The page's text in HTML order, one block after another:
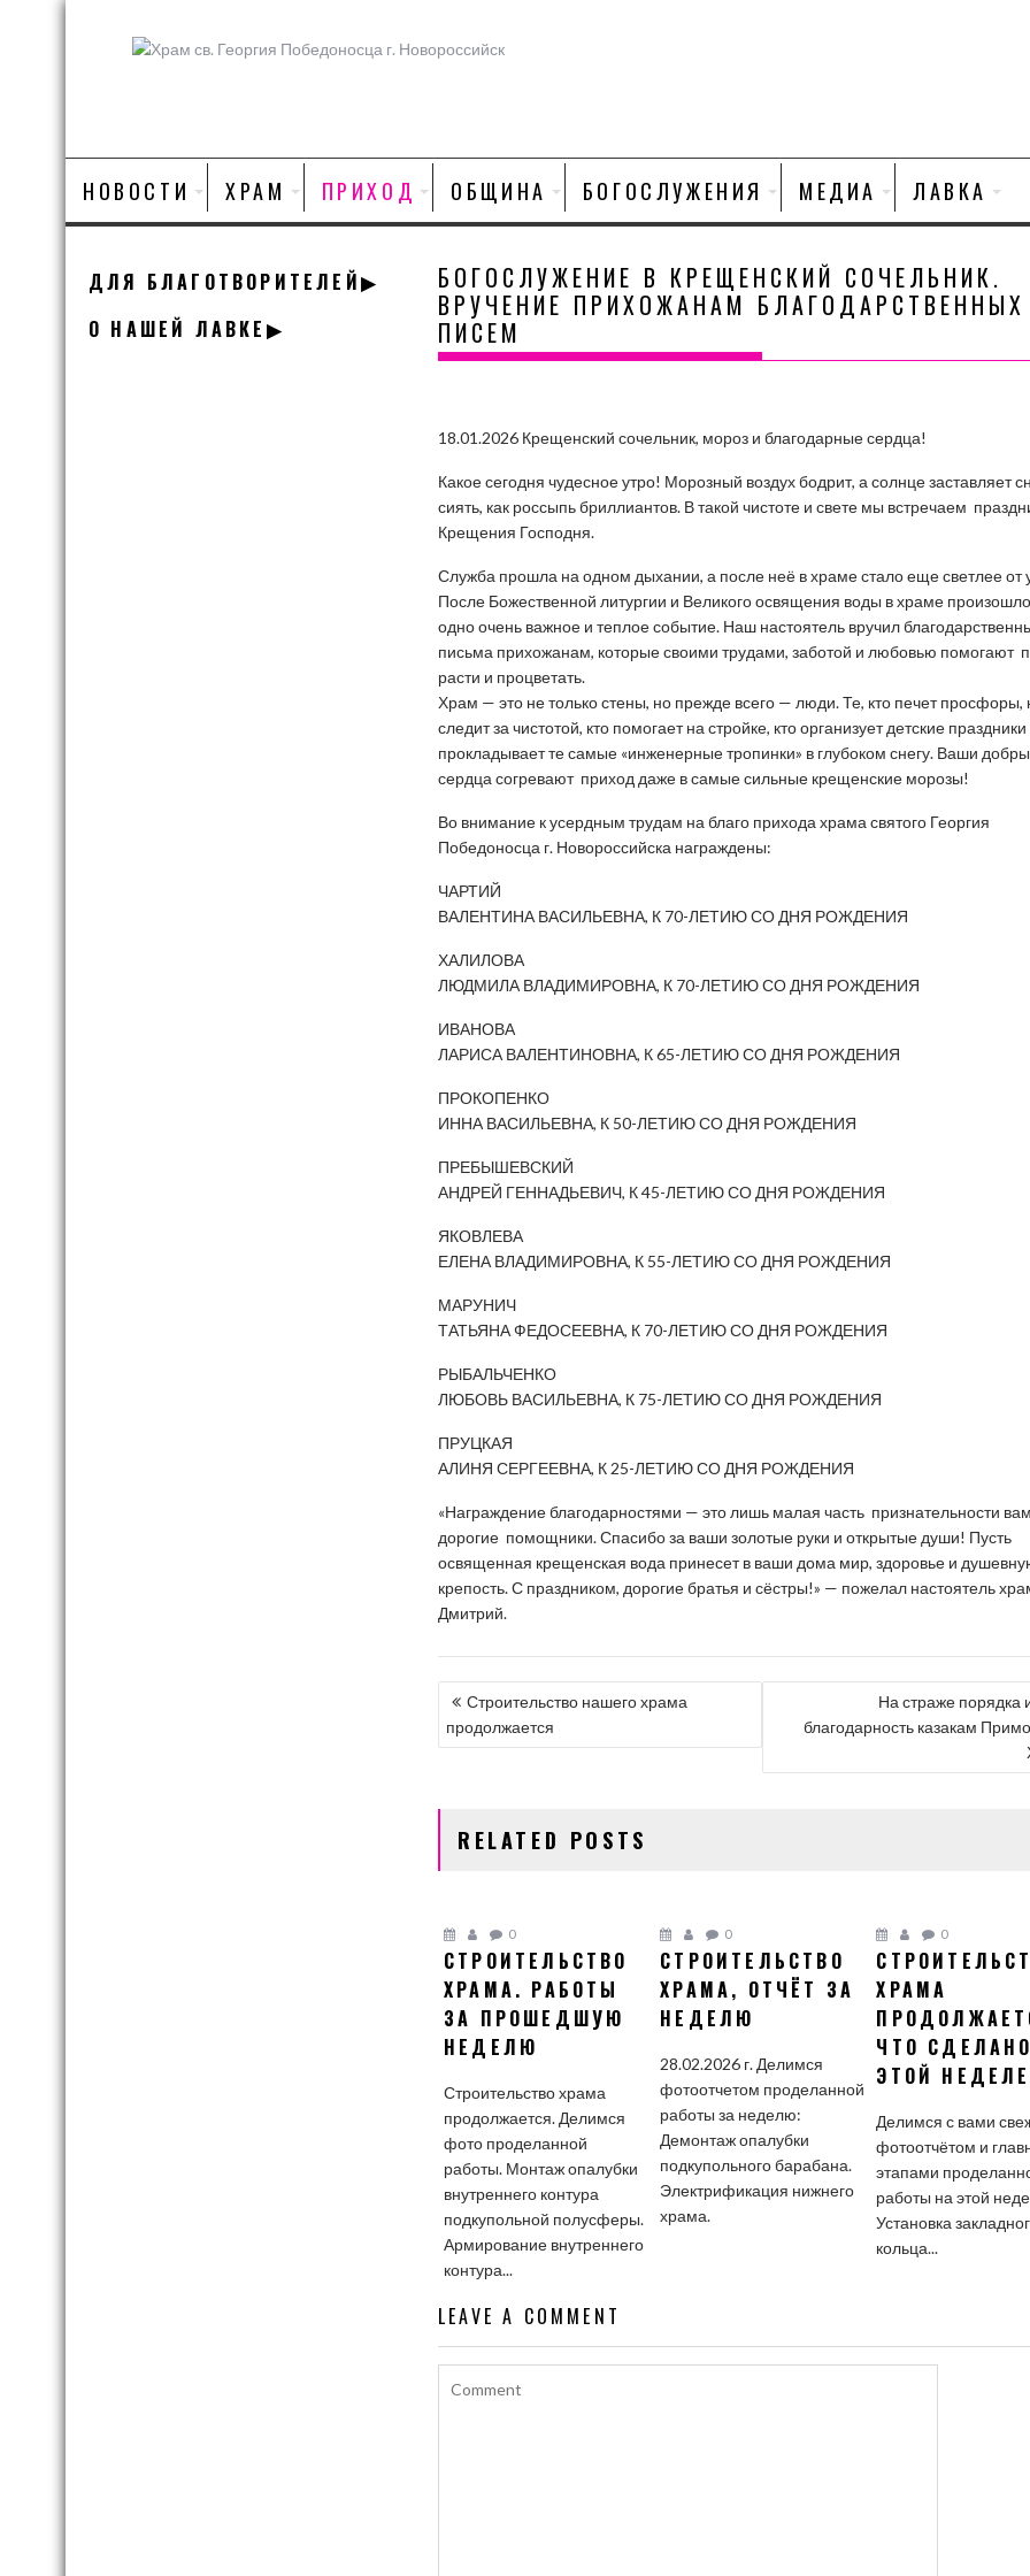
Skip
НОВОСТИ ХРАМ ПРИХОД ОБЩИНА БОГОСЛУЖЕНИЯ МЕДИА ЛАВКА
БОГОСЛУЖЕНИЕ В КРЕЩЕНСКИЙ СОЧЕЛЬНИК.
ВРУЧЕНИЕ ПРИХОЖАНАМ БЛАГОДАРСТВЕННЫХ
ПИСЕМ
18.01.2026 Крещенский сочельник, мороз и благодарные сердца!
Какое сегодня чудесное утро! Морозный воздух бодрит, а солнце заставляет
сиять, как россыпь бриллиантов. В такой чистоте и свете мы встречаем
Крещения Господня.
Служба прошла на одном дыхании, а после неё в храме стало еще светлее от
После Божественной литургии и Великого освящения воды в храме
одно очень важное и теплое событие. Наш настоятель вручил
письма прихожанам, которые своими трудами, заботой и любовью помогают
расти и процветать.
Храм — это не только стены, но прежде всего — люди. Те, кто печет просфоры,
следит за чистотой, кто помогает на стройке, кто организует детские праздники
прокладывает те самые «инженерные тропинки» в глубоком снегу. Ваши
сердца согревают приход даже в самые сильные крещенские морозы!
Во внимание к усердным трудам на благо прихода храма святого Георгия
Победоносца г. Новороссийска награждены:
ЧАРТИЙ
ВАЛЕНТИНА ВАСИЛЬЕВНА, К 70-ЛЕТИЮ СО ДНЯ РОЖДЕНИЯ
ХАЛИЛОВА
ЛЮДМИЛА ВЛАДИМИРОВНА, К 70-ЛЕТИЮ СО ДНЯ РОЖДЕНИЯ
ИВАНОВА
ЛАРИСА ВАЛЕНТИНОВНА, К 65-ЛЕТИЮ СО ДНЯ РОЖДЕНИЯ
ПРОКОПЕНКО
ИННА ВАСИЛЬЕВНА, К 50-ЛЕТИЮ СО ДНЯ РОЖДЕНИЯ
ПРЕБЫШЕВСКИЙ
АНДРЕЙ ГЕННАДЬЕВИЧ, К 45-ЛЕТИЮ СО ДНЯ РОЖДЕНИЯ
ЯКОВЛЕВА
ЕЛЕНА ВЛАДИМИРОВНА, К 55-ЛЕТИЮ СО ДНЯ РОЖДЕНИЯ
МАРУНИЧ
ТАТЬЯНА ФЕДОСЕЕВНА, К 70-ЛЕТИЮ СО ДНЯ РОЖДЕНИЯ
РЫБАЛЬЧЕНКО
ЛЮБОВЬ ВАСИЛЬЕВНА, К 75-ЛЕТИЮ СО ДНЯ РОЖДЕНИЯ
ПРУЦКАЯ
АЛИНЯ СЕРГЕЕВНА, К 25-ЛЕТИЮ СО ДНЯ РОЖДЕНИЯ
«Награждение благодарностями — это лишь малая часть признательности
дорогие помощники. Спасибо за ваши золотые руки и открытые души! Пусть
освященная крещенская вода принесет в ваши дома мир, здоровье и
крепость. С праздником, дорогие братья и сёстры!» — пожелал настоятель
Дмитрий.
НАВИГАЦИЯ
ПО
Строительство нашего храма
продолжается
На страже порядка
благодарность казакам
RELATED POSTS
0
СТРОИТЕЛЬСТВО
ХРАМА. РАБОТЫ
ЗА ПРОШЕДШУЮ
НЕДЕЛЮ
Строительство храма
продолжается. Делимся
фото проделанной
работы. Монтаж опалубки
внутреннего контура
подкупольной полусферы.
Армирование внутреннего
контура...
0
СТРОИТЕЛЬСТВО
ХРАМА, ОТЧЁТ ЗА
НЕДЕЛЮ
28.02.2026 г. Делимся
фотоотчетом проделанной
работы за неделю:
Демонтаж опалубки
подкупольного барабана.
Электрификация нижнего
храма.
0
ХРАМА
ЧТО
ЭТОЙ НЕДЕЛЕ
Делимся с вами
фотоотчётом и
этапами
работы на этой
Установка
кольца...
LEAVE A COMMENT
ДЛЯ БЛАГОТВОРИТЕЛЕЙ▶
О НАШЕЙ ЛАВКЕ▶